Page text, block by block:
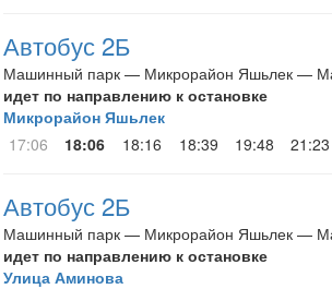
Автобус 2Б
Машинный парк — Микрорайон Яшьлек —
идет по направлению к остановке
Микрорайон Яшьлек
17:06
18:06 18:16 18:39 19:48 21:23
Автобус 2Б
Машинный парк — Микрорайон Яшьлек —
идет по направлению к остановке
Улица Аминова